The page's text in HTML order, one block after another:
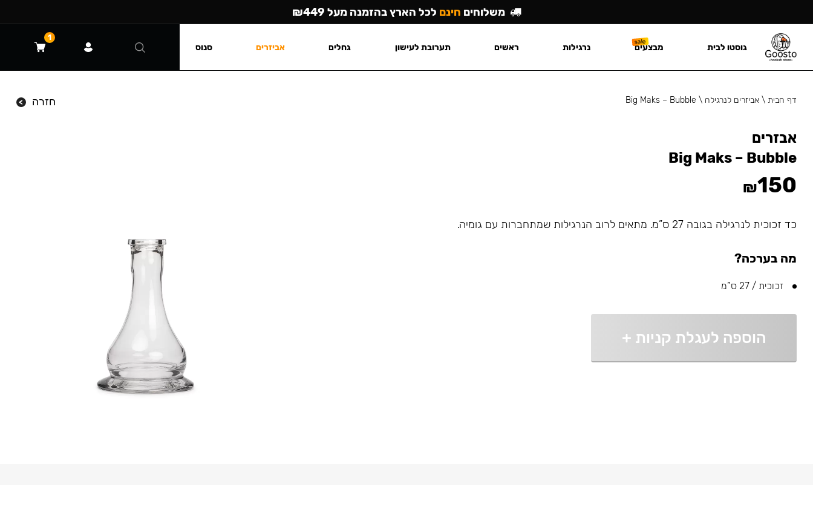
דף הבית\ אביזרים לנרגילה \
Big Maks – Bubble חזרה
אבזרים
Big Maks – Bubble
₪150
כד זכוכית לנרגילה בגובה 27 ס”מ. מתאים לרוב הנרגילות שמתחברות עם גומיה.
מה בערכה?
זכוכית / 27 ס”מ
הוספה לעגלת קניות +
משלוחים חינם לכל הארץ בהזמנה מעל ₪449
גוסטו לבית מבצעים נרגילות ראשים תערובת לעישון גחלים אביזרים סנוס
1